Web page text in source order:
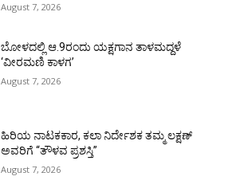
August 7, 2026
ಬೋಳದಲ್ಲಿ ಆ.9ರಂದು ಯಕ್ಷಗಾನ ತಾಳಮದ್ದಳೆ
‘ವೀರಮಣಿ ಕಾಳಗ’
August 7, 2026
ಹಿರಿಯ ನಾಟಕಕಾರ, ಕಲಾ ನಿರ್ದೇಶಕ ತಮ್ಮ ಲಕ್ಷಣ್
ಅವರಿಗೆ “ತೌಳವ ಪ್ರಶಸ್ತಿ”
August 7, 2026